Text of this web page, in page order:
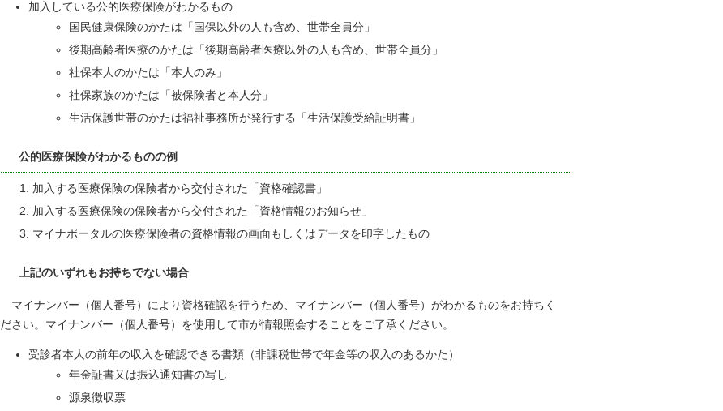
加入している公的医療保険がわかるもの
国民健康保険のかたは「国保以外の人も含め、世帯全員分」
後期高齢者医療のかたは「後期高齢者医療以外の人も含め、世帯全員分」
社保本人のかたは「本人のみ」
社保家族のかたは「被保険者と本人分」
生活保護世帯のかたは福祉事務所が発行する「生活保護受給証明書」
公的医療保険がわかるものの例
加入する医療保険の保険者から交付された「資格確認書」
加入する医療保険の保険者から交付された「資格情報のお知らせ」
マイナポータルの医療保険者の資格情報の画面もしくはデータを印字したもの
上記のいずれもお持ちでない場合
マイナンバー（個人番号）により資格確認を行うため、マイナンバー（個人番号）がわかるものをお持ちく
ださい。マイナンバー（個人番号）を使用して市が情報照会することをご了承ください。
受診者本人の前年の収入を確認できる書類（非課税世帯で年金等の収入のあるかた）
年金証書又は振込通知書の写し
源泉徴収票